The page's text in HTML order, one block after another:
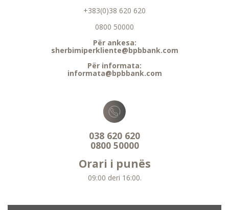
+383(0)38 620 620
0800 50000
Për ankesa:
sherbimiperkliente@bpbbank.com
Për informata:
informata@bpbbank.com
038 620 620
0800 50000
Orari i punës
09:00 deri 16:00.